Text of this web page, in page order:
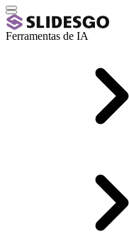
Ferramentas de IA